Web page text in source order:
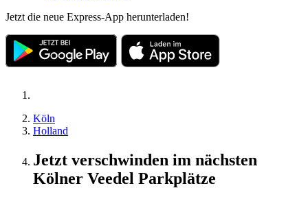
Jetzt die neue Express-App herunterladen!
Köln
Holland
Jetzt verschwinden im nächsten
Kölner Veedel Parkplätze